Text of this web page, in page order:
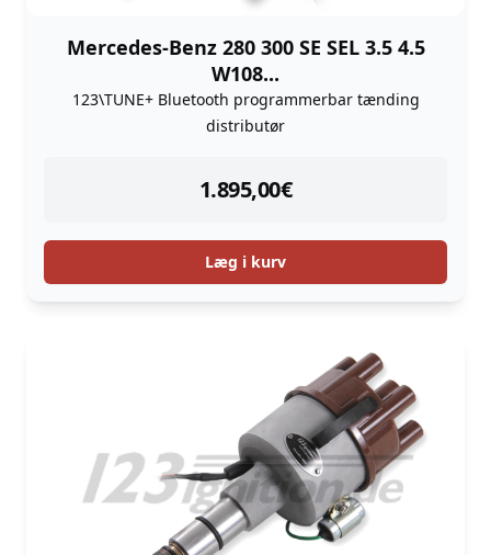
Mercedes-Benz 280 300 SE SEL 3.5 4.5
W108...
123\TUNE+ Bluetooth programmerbar tænding
distributør
1.895,00€
instock
Læg i kurv